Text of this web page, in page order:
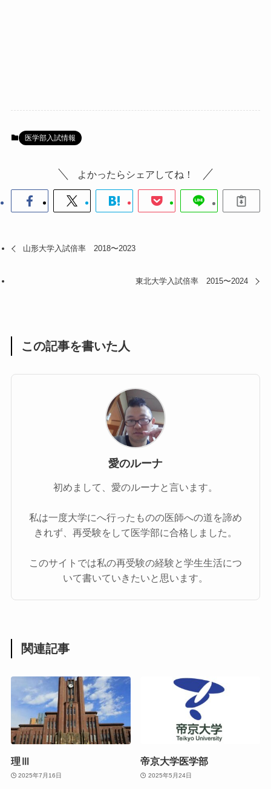
医学部入試情報
よかったらシェアしてね！
山形大学入試倍率 2018〜2023
東北大学入試倍率 2015〜2024
この記事を書いた人
愛のルーナ
初めまして、愛のルーナと言います。
私は一度大学にへ行ったものの医師への道を諦め
きれず、再受験をして医学部に合格しました。
このサイトでは私の再受験の経験と学生生活につ
いて書いていきたいと思います。
関連記事
理Ⅲ
2025年7月16日
帝京大学医学部
2025年5月24日